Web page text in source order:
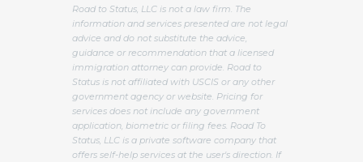
Road to Status, LLC is not a law firm. The
information and services presented are not legal
advice and do not substitute the advice,
guidance or recommendation that a licensed
immigration attorney can provide. Road to
Status is not affiliated with USCIS or any other
government agency or website. Pricing for
services does not include any government
application, biometric or filing fees. Road To
Status, LLC is a private software company that
offers self-help services at the user's direction. If